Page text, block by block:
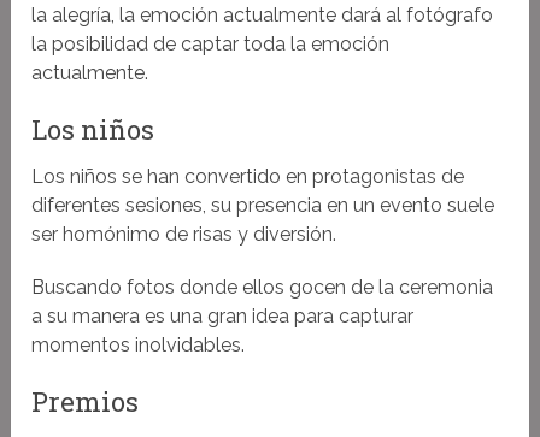
la alegría, la emoción actualmente dará al fotógrafo
la posibilidad de captar toda la emoción
actualmente.
Los niños
Los niños se han convertido en protagonistas de
diferentes sesiones, su presencia en un evento suele
ser homónimo de risas y diversión.
Buscando fotos donde ellos gocen de la ceremonia
a su manera es una gran idea para capturar
momentos inolvidables.
Premios